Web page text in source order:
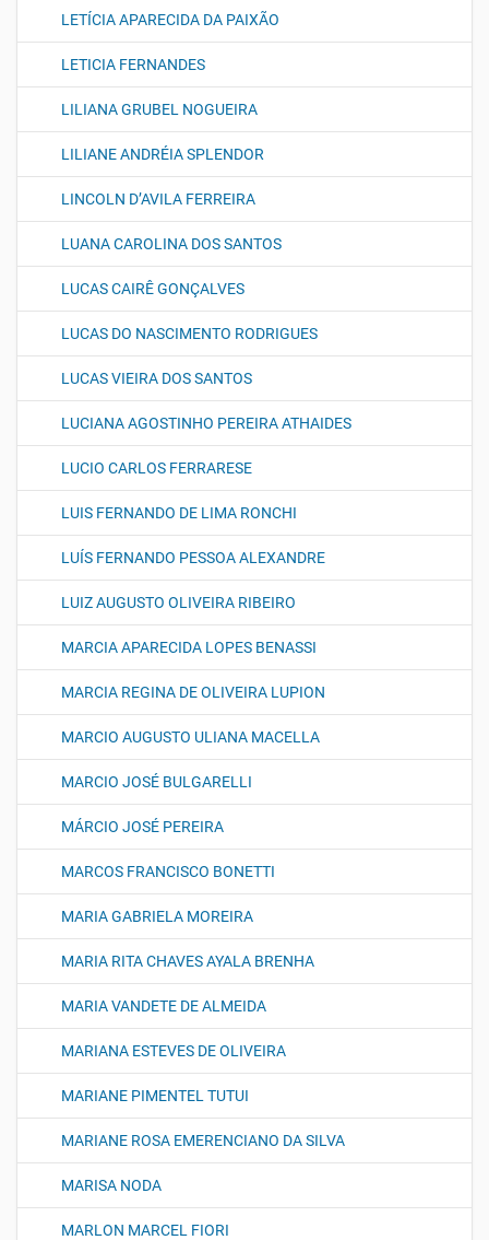
LETÍCIA APARECIDA DA PAIXÃO
LETICIA FERNANDES
LILIANA GRUBEL NOGUEIRA
LILIANE ANDRÉIA SPLENDOR
LINCOLN D’AVILA FERREIRA
LUANA CAROLINA DOS SANTOS
LUCAS CAIRÊ GONÇALVES
LUCAS DO NASCIMENTO RODRIGUES
LUCAS VIEIRA DOS SANTOS
LUCIANA AGOSTINHO PEREIRA ATHAIDES
LUCIO CARLOS FERRARESE
LUIS FERNANDO DE LIMA RONCHI
LUÍS FERNANDO PESSOA ALEXANDRE
LUIZ AUGUSTO OLIVEIRA RIBEIRO
MARCIA APARECIDA LOPES BENASSI
MARCIA REGINA DE OLIVEIRA LUPION
MARCIO AUGUSTO ULIANA MACELLA
MARCIO JOSÉ BULGARELLI
MÁRCIO JOSÉ PEREIRA
MARCOS FRANCISCO BONETTI
MARIA GABRIELA MOREIRA
MARIA RITA CHAVES AYALA BRENHA
MARIA VANDETE DE ALMEIDA
MARIANA ESTEVES DE OLIVEIRA
MARIANE PIMENTEL TUTUI
MARIANE ROSA EMERENCIANO DA SILVA
MARISA NODA
MARLON MARCEL FIORI